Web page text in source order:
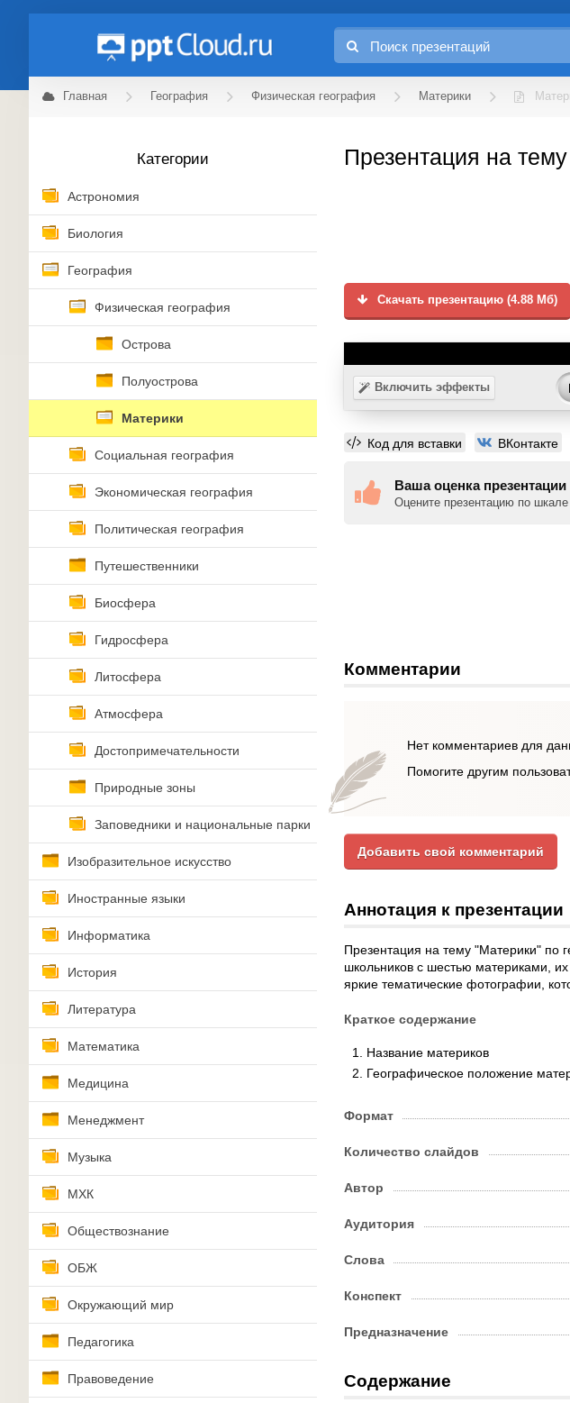
Главная География Физическая география Материки
Категории
Астрономия
Биология
География
Физическая география
Острова
Полуострова
Материки
Социальная география
Экономическая география
Политическая география
Путешественники
Биосфера
Гидросфера
Литосфера
Атмосфера
Достопримечательности
Природные зоны
Заповедники и национальные парки
Изобразительное искусство
Иностранные языки
Информатика
История
Литература
Математика
Медицина
Менеджмент
Музыка
МХК
Обществознание
ОБЖ
Окружающий мир
Педагогика
Правоведение
Презентация на
Скачать презентацию (4.88 Мб)
Включить эффекты
Код для вставки ВКонтакте
Ваша оценка презентации
Оцените презентацию по
Комментарии
Нет комментариев для
Помогите другим
Добавить свой комментарий
Аннотация к презентации
Презентация на тему "Материки" по
школьников с шестью материками,
яркие тематические фотографии,
Краткое содержание
Название материков
Географическое положение
Формат
Количество слайдов
Автор
Аудитория
Слова
Конспект
Предназначение
Содержание